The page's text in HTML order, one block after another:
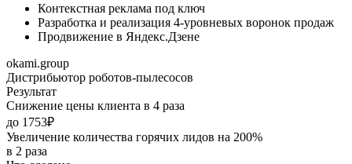
Контекстная реклама под ключ
Разработка и реализация 4-уровневых воронок продаж
Продвижение в Яндекс.Дзене
okami.group
Дистрибьютор роботов-пылесосов
Результат
Снижение цены клиента в 4 раза
до 1753₽
Увеличение количества горячих лидов на 200%
в 2 раза